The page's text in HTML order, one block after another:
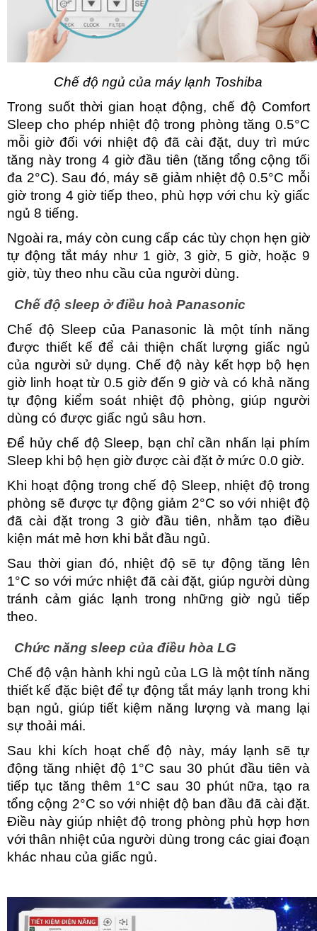
Chế độ ngủ của máy lạnh Toshiba
Trong suốt thời gian hoạt động, chế độ Comfort
Sleep cho phép nhiệt độ trong phòng tăng 0.5°C
mỗi giờ đối với nhiệt độ đã cài đặt, duy trì mức
tăng này trong 4 giờ đầu tiên (tăng tổng cộng tối
đa 2°C). Sau đó, máy sẽ giảm nhiệt độ 0.5°C mỗi
giờ trong 4 giờ tiếp theo, phù hợp với chu kỳ giấc
ngủ 8 tiếng.
Ngoài ra, máy còn cung cấp các tùy chọn hẹn giờ
tự động tắt máy như 1 giờ, 3 giờ, 5 giờ, hoặc 9
giờ, tùy theo nhu cầu của người dùng.
Chế độ sleep ở điều hoà Panasonic
Chế độ Sleep của Panasonic là một tính năng
được thiết kế để cải thiện chất lượng giấc ngủ
của người sử dụng. Chế độ này kết hợp bộ hẹn
giờ linh hoạt từ 0.5 giờ đến 9 giờ và có khả năng
tự động kiểm soát nhiệt độ phòng, giúp người
dùng có được giấc ngủ sâu hơn.
Để hủy chế độ Sleep, bạn chỉ cần nhấn lại phím
Sleep khi bộ hẹn giờ được cài đặt ở mức 0.0 giờ.
Khi hoạt động trong chế độ Sleep, nhiệt độ trong
phòng sẽ được tự động giảm 2°C so với nhiệt độ
đã cài đặt trong 3 giờ đầu tiên, nhằm tạo điều
kiện mát mẻ hơn khi bắt đầu ngủ.
Sau thời gian đó, nhiệt độ sẽ tự động tăng lên
1°C so với mức nhiệt đã cài đặt, giúp người dùng
tránh cảm giác lạnh trong những giờ ngủ tiếp
theo.
Chức năng sleep của điều hòa LG
Chế độ vận hành khi ngủ của LG là một tính năng
thiết kế đặc biệt để tự động tắt máy lạnh trong khi
bạn ngủ, giúp tiết kiệm năng lượng và mang lại
sự thoải mái.
Sau khi kích hoạt chế độ này, máy lạnh sẽ tự
động tăng nhiệt độ 1°C sau 30 phút đầu tiên và
tiếp tục tăng thêm 1°C sau 30 phút nữa, tạo ra
tổng cộng 2°C so với nhiệt độ ban đầu đã cài đặt.
Điều này giúp nhiệt độ trong phòng phù hợp hơn
với thân nhiệt của người dùng trong các giai đoạn
khác nhau của giấc ngủ.